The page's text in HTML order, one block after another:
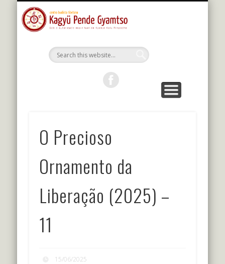
PORTUGUÊS
O Precioso
Ornamento da
Liberação (2025) –
11
15/06/2025